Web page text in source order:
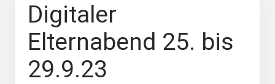
Digitaler
Elternabend 25. bis
29.9.23